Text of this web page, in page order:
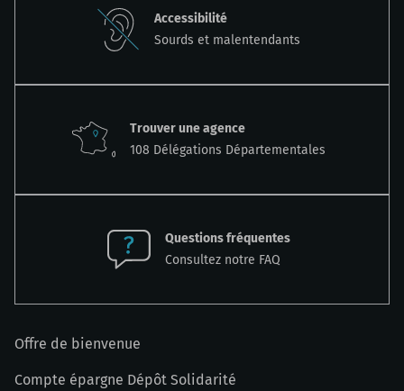
Accessibilité
Sourds et malentendants
Trouver une agence
108 Délégations Départementales
Questions fréquentes
Consultez notre FAQ
Offre de bienvenue
Compte épargne Dépôt Solidarité